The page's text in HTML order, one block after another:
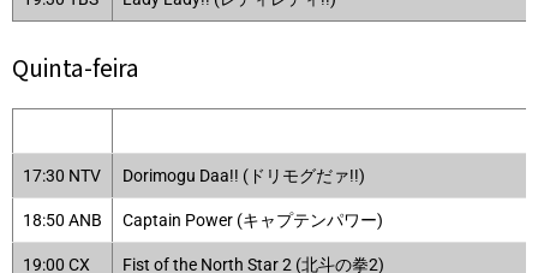
Quinta-feira
17:30 NTV Dorimogu Daa!! (ドリモグだァ!!)
18:50 ANB Captain Power (キャプテンパワー)
19:00 CX Fist of the North Star 2 (北斗の拳2)